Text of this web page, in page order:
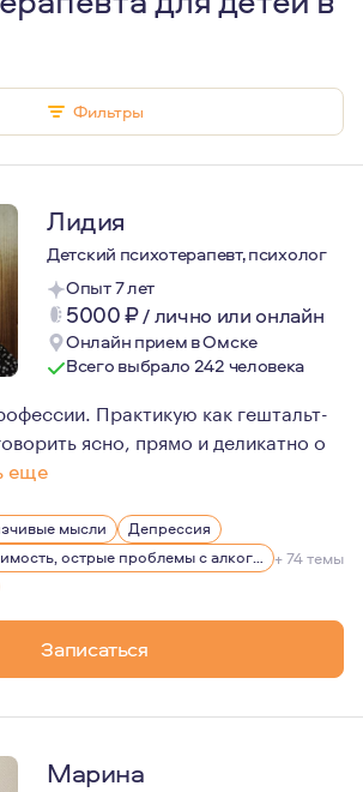
Фильтры
Лидия
Детский психотерапевт, психолог
Опыт 7 лет
5000₽/лично или онлайн
Онлайн прием в Омске
Всего выбрало 242 человека
Практикую как гештальт-
ясно, прямо и деликатно о
еще
меня давно не только работа, но
вопросами улучшения качества
мысли
Депрессия
Алкогольная зависимость, острые проблемы с алкоголем + 74 темы
Записаться
Марина